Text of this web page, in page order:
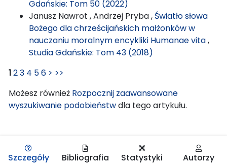
Gdańskie: Tom 50 (2022)
Janusz Nawrot , Andrzej Pryba , Światło słowa
Bożego dla chrześcijańskich małżonków w
nauczaniu moralnym encykliki Humanae vita,
Studia Gdańskie: Tom 43 (2018)
123 4 56 > >>
Możesz również Rozpocznij zaawansowane
wyszukiwanie podobieństwdla tego artykułu.
Szczegóły Bibliografia Statystyki Autorzy